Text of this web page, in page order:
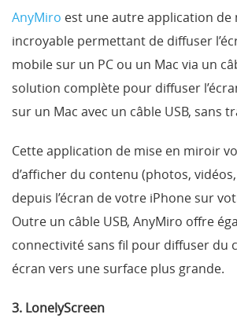
AnyMiro est une autre application
incroyable permettant de diffuser
mobile sur un PC ou un Mac via un
solution complète pour diffuser
sur un Mac avec un câble USB, sans
Cette application de mise en miroir
d’afficher du contenu (photos,
depuis l’écran de votre iPhone sur
Outre un câble USB, AnyMiro offre
connectivité sans fil pour diffuser du
écran vers une surface plus grande.
3. LonelyScreen